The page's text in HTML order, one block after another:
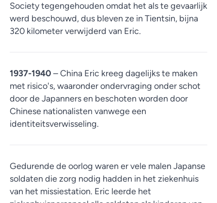
Society tegengehouden omdat het als te gevaarlijk
werd beschouwd, dus bleven ze in Tientsin, bijna
320 kilometer verwijderd van Eric.
1937-1940 – China Eric kreeg dagelijks te maken
met risico's, waaronder ondervraging onder schot
door de Japanners en beschoten worden door
Chinese nationalisten vanwege een
identiteitsverwisseling.
Gedurende de oorlog waren er vele malen Japanse
soldaten die zorg nodig hadden in het ziekenhuis
van het missiestation. Eric leerde het